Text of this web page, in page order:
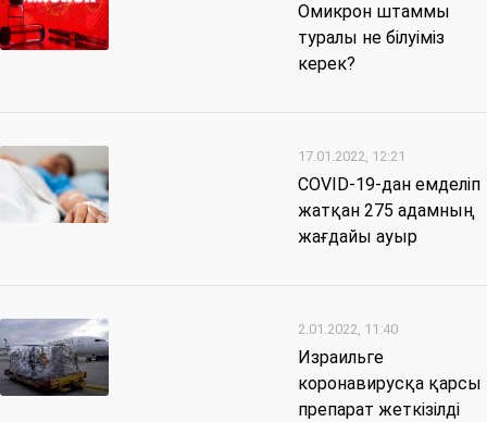
Омикрон штаммы
туралы не білуіміз
керек?
17.01.2022, 12:21
COVID-19-дан емделіп
жатқан 275 адамның
жағдайы ауыр
2.01.2022, 11:40
Израильге
коронавирусқа қарсы
препарат жеткізілді